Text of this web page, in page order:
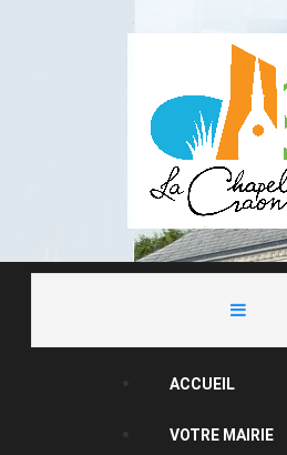
ACCUEIL
VOTRE MAIRIE